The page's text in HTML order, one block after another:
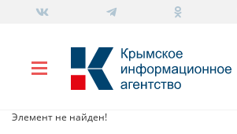
Элемент не найден!